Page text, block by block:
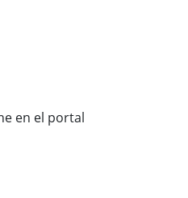
en el portal